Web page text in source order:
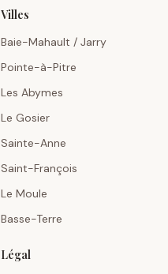
Villes
Baie-Mahault / Jarry
Pointe-à-Pitre
Les Abymes
Le Gosier
Sainte-Anne
Saint-François
Le Moule
Basse-Terre
Légal